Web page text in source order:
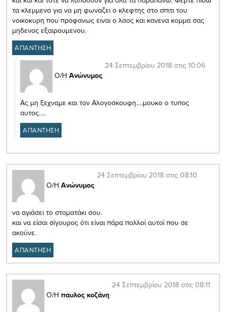
τα κλεμμενα για να μη φωναζει ο κλεφτης στο σπιτι του
νοικοκυρη που προφανως ειναι ο λαος και κανενα κομμα σας
μηδενος εξαιρουμενου.
ΑΠΑΝΤΗΣΗ
Ο/Η Ανώνυμος
24 Σεπτεμβρίου 2018 στις 10:06
Ας μη ξεχναμε και τον Αλογοσκουφη….μουκο ο τυπος
αυτος….
ΑΠΑΝΤΗΣΗ
Ο/Η Ανώνυμος
24 Σεπτεμβρίου 2018 στις 08:10
να αγιάσει το στοματάκι σου.
και να είσαι σίγουρος ότι είναι πάρα πολλοί αυτοί που σε
ακούνε.
ΑΠΑΝΤΗΣΗ
Ο/Η παυλος κοζάνη
24 Σεπτεμβρίου 2018 στις 08:11